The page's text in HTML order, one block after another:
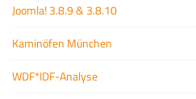
Joomla! 3.8.9 & 3.8.10
Kaminöfen München
WDF*IDF-Analyse